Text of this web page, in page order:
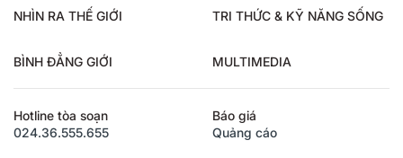
NHÌN RA THẾ GIỚI TRI THỨC & KỸ NĂNG SỐNG
BÌNH ĐẲNG GIỚI MULTIMEDIA
Hotline tòa soạn
024.36.555.655
Báo giá
Quảng cáo